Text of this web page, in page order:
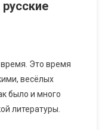
Это время
весёлых
было и много
литературы.